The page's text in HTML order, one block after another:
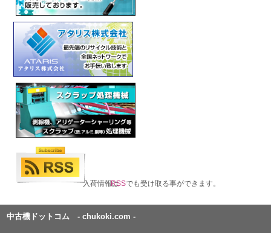
入荷情報はRSSでも受け取る事ができます。
中古機ドットコム - chukoki.com -